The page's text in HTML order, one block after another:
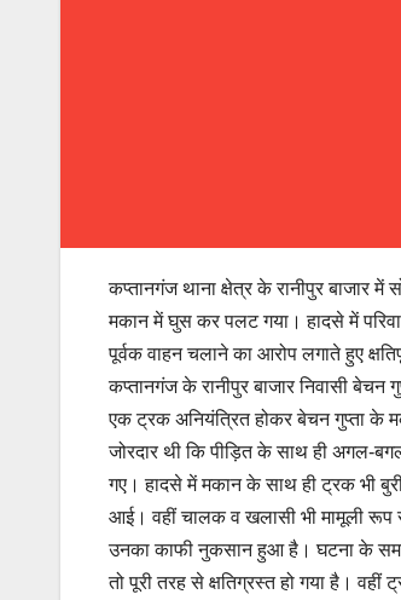
कप्तानगंज थाना क्षेत्र के रानीपुर बाजार
मकान में घुस कर पलट गया। हादसे में
पूर्वक वाहन चलाने का आरोप लगाते हुए
कप्तानगंज के रानीपुर बाजार निवासी
एक ट्रक अनियंत्रित होकर बेचन गुप्ता के
जोरदार थी कि पीड़ित के साथ ही अगल-
गए। हादसे में मकान के साथ ही ट्रक भी
आई। वहीं चालक व खलासी भी मामूली रूप
उनका काफी नुकसान हुआ है। घटना के
तो पूरी तरह से क्षतिग्रस्त हो गया है।